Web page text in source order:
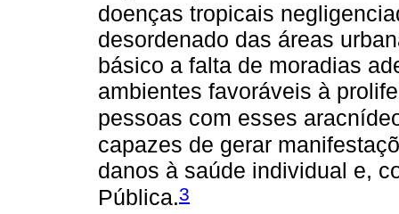
doenças tropicais
desordenado das áreas
básico a falta de moradias
ambientes favoráveis à
pessoas com esses
capazes de gerar
danos à saúde individual e,
Pública.3